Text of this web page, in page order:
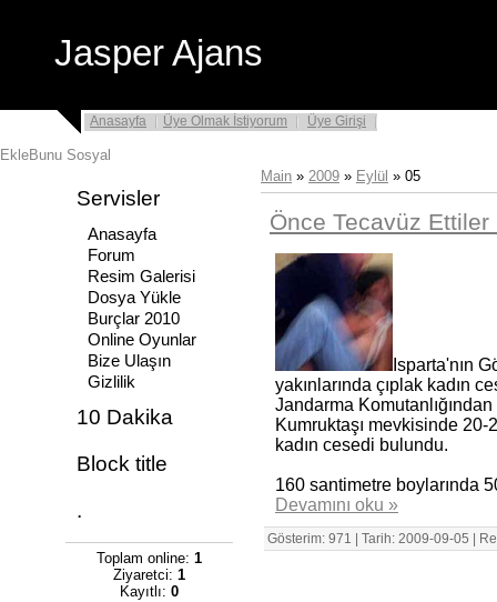
Jasper Ajans
Anasayfa Üye Olmak İstiyorum Üye Girişi
Servisler
Anasayfa
Forum
Resim Galerisi
Dosya Yükle
Burçlar 2010
Online Oyunlar
Bize Ulaşın
Gizlilik
10 Dakika
Block title
.
Toplam online: 1
Ziyaretci: 1
Kayıtlı: 0
Main » 2009 » Eylül » 05
Önce Tecavüz Ettiler
Isparta'nın
yakınlarında çıplak kadın
Jandarma
Kumruktaşı mevkisinde 20-
kadın cesedi bulundu.
160 santimetre boylarında
Devamını oku »
Gösterim: 971 | Tarih: 2009-09-05 |